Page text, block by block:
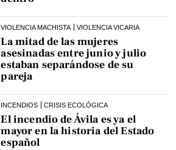
VIOLENCIA MACHISTA VIOLENCIA VICARIA
La mitad de las mujeres
asesinadas entre junio y julio
estaban separándose de su
pareja
INCENDIOS CRISIS ECOLÓGICA
El incendio de Ávila es ya el
mayor en la historia del Estado
español